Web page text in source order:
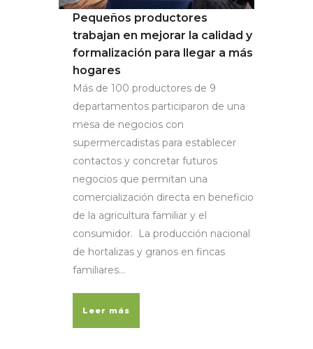
Pequeños productores
trabajan en mejorar la calidad y
formalización para llegar a más
hogares
Más de 100 productores de 9
departamentos participaron de una
mesa de negocios con
supermercadistas para establecer
contactos y concretar futuros
negocios que permitan una
comercialización directa en beneficio
de la agricultura familiar y el
consumidor. La producción nacional
de hortalizas y granos en fincas
familiares...
Leer más